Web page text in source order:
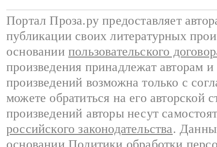
Портал Проза.ру предоставляет
публикации своих литературных
основании пользовательского
произведения принадлежат авторам
произведений возможна только с
можете обратиться на его авторской
произведений авторы несут
российского законодательства.
основании Политики обработки